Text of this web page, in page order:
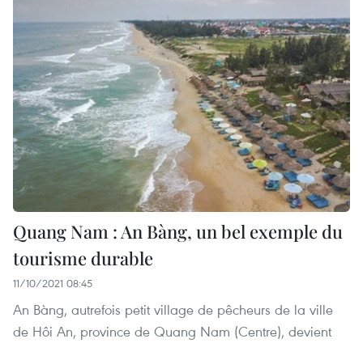
Quang Nam : An Bàng, un bel exemple du
tourisme durable
11/10/2021 08:45
An Bàng, autrefois petit village de pêcheurs de la ville
de Hôi An, province de Quang Nam (Centre), devient